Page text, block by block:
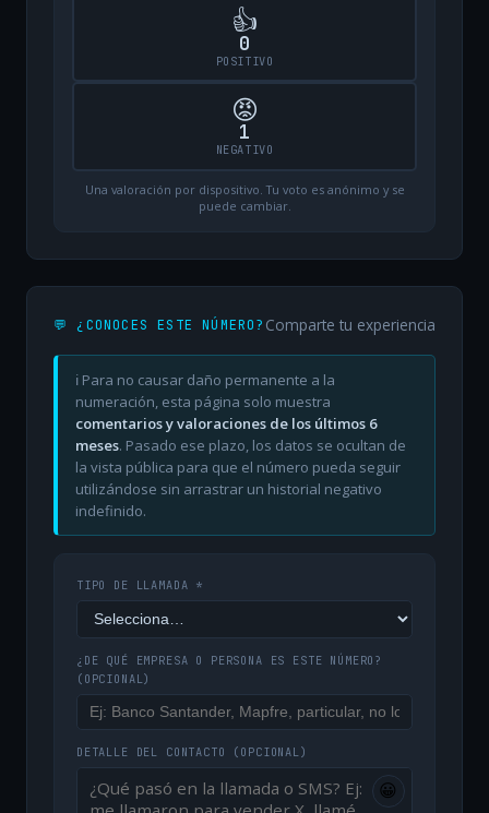
👍
0
POSITIVO
😡
1
NEGATIVO
Una valoración por dispositivo. Tu voto es anónimo y se
puede cambiar.
💬 ¿CONOCES ESTE NÚMERO? Comparte tu experiencia
ℹ️ Para no causar daño permanente a la
numeración, esta página solo muestra
comentarios y valoraciones de los últimos 6
meses. Pasado ese plazo, los datos se ocultan de
la vista pública para que el número pueda seguir
utilizándose sin arrastrar un historial negativo
indefinido.
TIPO DE LLAMADA *
¿DE QUÉ EMPRESA O PERSONA ES ESTE NÚMERO?
(OPCIONAL)
DETALLE DEL CONTACTO (OPCIONAL)
😀